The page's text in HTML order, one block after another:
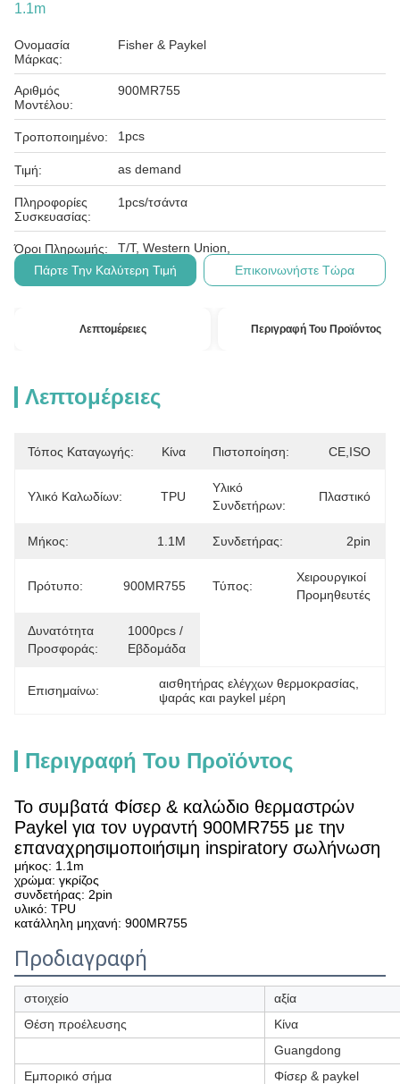
1.1m
Ονομασία
Μάρκας:
Fisher & Paykel
Αριθμός
Μοντέλου:
900MR755
Τροποποιημένο: 1pcs
Τιμή: as demand
Πληροφορίες
Συσκευασίας:
1pcs/τσάντα
Όροι Πληρωμής:
T/T, Western Union,
Πάρτε Την Καλύτερη Τιμή
Επικοινωνήστε Τώρα
Λεπτομέρειες Περιγραφή Του Προϊόντος
Λεπτομέρειες
Τόπος Καταγωγής: Κίνα Πιστοποίηση: CE,ISO
Υλικό Καλωδίων: TPU
Υλικό
Συνδετήρων:
Πλαστικό
Μήκος: 1.1M Συνδετήρας: 2pin
Πρότυπο: 900MR755 Τύπος:
Χειρουργικοί
Προμηθευτές
Δυνατότητα
Προσφοράς:
1000pcs /
Εβδομάδα
Επισημαίνω: αισθητήρας ελέγχων θερμοκρασίας
ψαράς και paykel μέρη
Περιγραφή Του Προϊόντος
Το συμβατά Φίσερ & καλώδιο θερμαστρών
Paykel για τον υγραντή 900MR755 με την
επαναχρησιμοποιήσιμη inspiratory σωλήνωση
μήκος: 1.1m
χρώμα: γκρίζος
συνδετήρας: 2pin
υλικό: TPU
κατάλληλη μηχανή: 900MR755
Προδιαγραφή
στοιχείο
αξία
Θέση προέλευσης
Κίνα
Guangdong
Εμπορικό σήμα
Φίσερ & paykel